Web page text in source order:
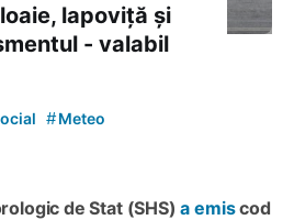
lapoviță și
- valabil
#Meteo
de Stat (SHS)a emiscod